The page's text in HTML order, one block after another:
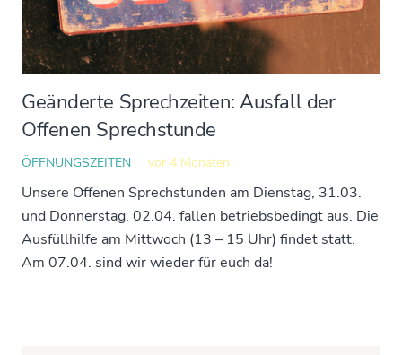
Geänderte Sprechzeiten: Ausfall der
Offenen Sprechstunde
ÖFFNUNGSZEITEN vor 4 Monaten
Unsere Offenen Sprechstunden am Dienstag, 31.03.
und Donnerstag, 02.04. fallen betriebsbedingt aus. Die
Ausfüllhilfe am Mittwoch (13 – 15 Uhr) findet statt.
Am 07.04. sind wir wieder für euch da!